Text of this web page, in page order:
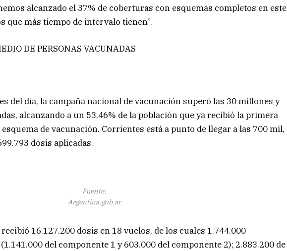
alcanzado el 37% de coberturas con esquemas completos en este
que más tiempo de intervalo tienen”.
DE PERSONAS VACUNADAS
del día, la campaña nacional de vacunación superó las 30 millones y
alcanzando a un 53,46% de la población que ya recibió la primera
de vacunación. Corrientes está a punto de llegar a las 700 mil,
dosis aplicadas.
Fuente:
Argentina.gob.ar
16.127.200 dosis en 18 vuelos, de los cuales 1.744.000
del componente 1 y 603.000 del componente 2); 2.883.200 de